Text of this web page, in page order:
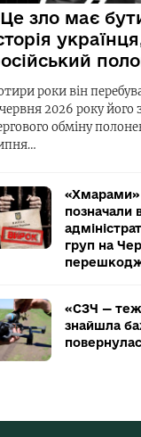
зло має
роки він
2026 року його
обміну
«Хмарами»
позначали
груп на
«СЗЧ — теж
знайшла